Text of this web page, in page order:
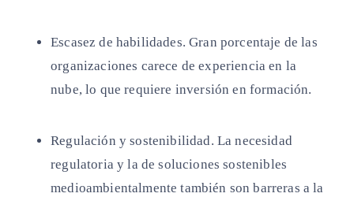
Escasez de habilidades. Gran porcentaje de las
organizaciones carece de experiencia en la
nube, lo que requiere inversión en formación.
Regulación y sostenibilidad. La necesidad
regulatoria y la de soluciones sostenibles
medioambientalmente también son barreras a la